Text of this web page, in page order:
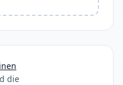
die